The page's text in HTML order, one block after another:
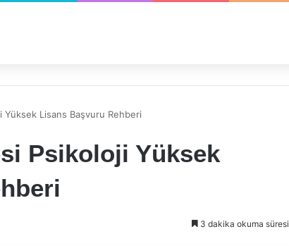
Lisans Başvuru Rehberi
Psikoloji Yüksek
3 dakika okuma süresi